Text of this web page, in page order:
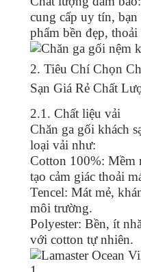
cung cấp uy tín, bạn
phẩm bền đẹp,
2. Tiêu Chí Chọn
Sạn Giá Rẻ Chất
2.1. Chất liệu vải
Chăn ga gối khách
loại vải như:
Cotton 100%: Mềm
tạo cảm giác thoải
Tencel: Mát mẻ,
môi trường.
Polyester: Bền, ít
với cotton tự nhiên.